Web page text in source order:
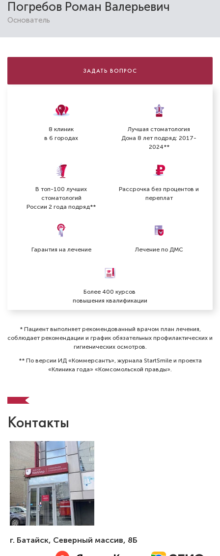
Григорьянц Лия Амирановна
Стоматолог-терапевт
Стаж работы: 26 лет
Погребов Роман Валерьевич
Основатель
ЗАДАТЬ ВОПРОС
8 клиник
в 6 городах
Лучшая стоматология
Дона 8 лет подряд: 2017-
2024**
В топ-100 лучших
стоматологий
России 2 года подряд**
Рассрочка без процентов и
переплат
Гарантия на лечение Лечение по ДМС
Более 400 курсов
повышения квалификации
* Пациент выполняет рекомендованный врачом план лечения,
соблюдает рекомендации и график обязательных профилактических и
гигиенических осмотров⁠.
** По версии ИД «Коммерсантъ», журнала StartSmile и проекта
«Клиника года» «Комсомольской правды».
Контакты
г. Батайск, Северный массив, 8Б